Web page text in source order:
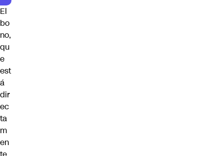
El
bo
no,
qu
e
est
á
dir
ec
ta
m
en